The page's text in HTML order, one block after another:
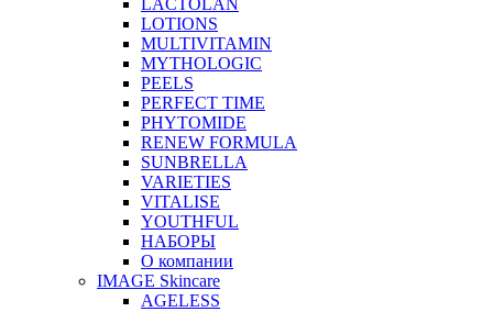
LOTIONS
MULTIVITAMIN
MYTHOLOGIC
PEELS
PERFECT TIME
PHYTOMIDE
RENEW FORMULA
SUNBRELLA
VARIETIES
VITALISE
YOUTHFUL
НАБОРЫ
О компании
IMAGE Skincare
AGELESS